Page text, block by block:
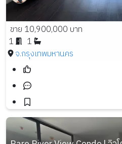
ขาย 10,900,000 บาท
1
1
จ.กรุงเทพมหานคร